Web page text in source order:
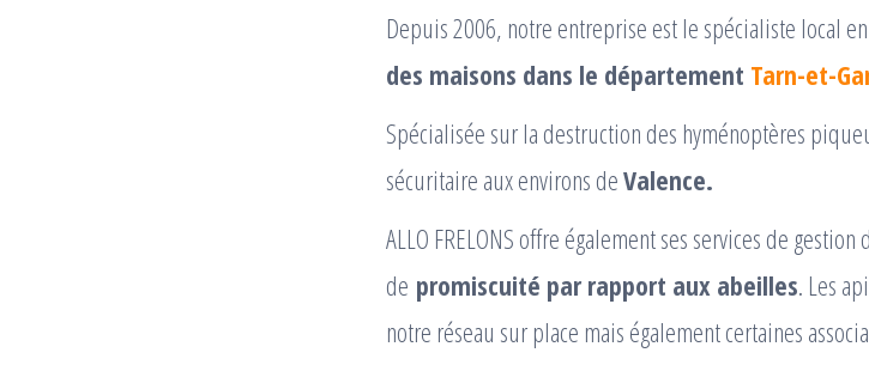
Depuis 2006, notre entreprise est le spécialiste local en
des maisons dans le département Tarn-et-
Spécialisée sur la destruction des hyménoptères
sécuritaire aux environs deValence.
ALLO FRELONS offre également ses services de
de promiscuité par rapport aux abeilles. Les
notre réseau sur place mais également certaines